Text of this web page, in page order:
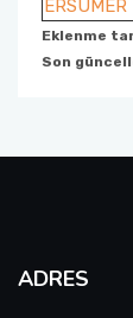
ERSÜMER
Eklenme
Son
ADRES
Ölçme ve